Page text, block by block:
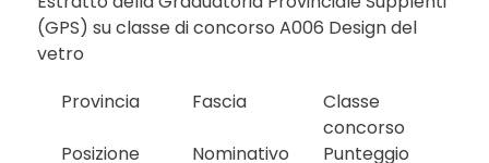
(GPS) su classe di concorso A006 Design del
vetro
Provincia
Fascia
Classe
concorso
Posizione
Nominativo
Punteggio